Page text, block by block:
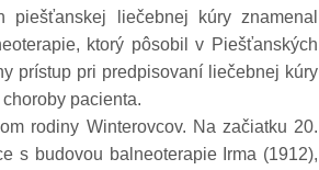
piešťanskej liečebnej kúry znamenal
ktorý pôsobil v Piešťanských
prístup pri predpisovaní liečebnej kúry
pacienta.
rodiny Winterovcov. Na začiatku 20.
s budovou balneoterapie Irma (1912),